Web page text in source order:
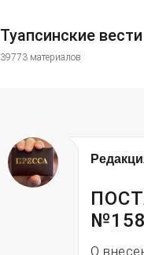
Туапсинские вести
39773 материалов
О